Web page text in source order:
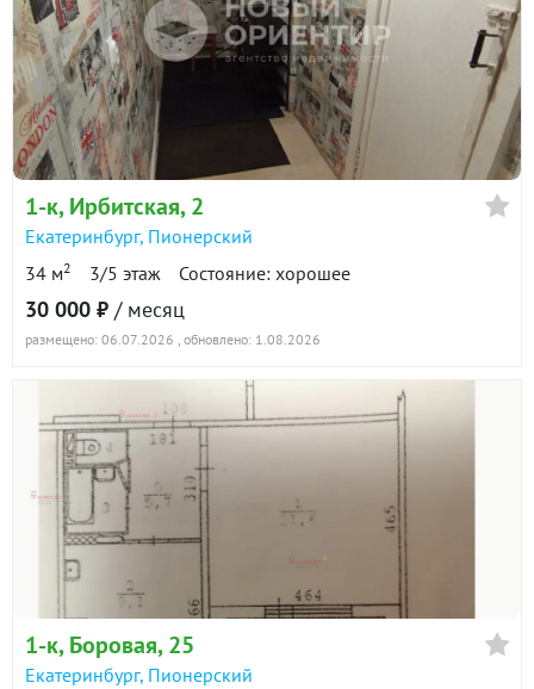
1-к, Ирбитская, 2
Екатеринбург, Пионерский
34 м2 3/5 этаж Состояние: хорошее
30 000 ₽ / месяц
размещено: 06.07.2026 , обновлено: 1.08.2026
1-к, Боровая, 25
Екатеринбург, Пионерский